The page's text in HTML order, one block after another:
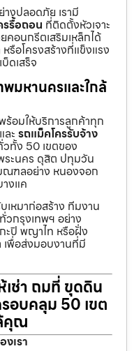
างปลอดภัย เรามี
รรื้อถอน ที่ติดตั้งหัวเจาะ
คอนกรีตเสริมเหล็กได้
รือโครงสร้างที่แข็งแรง
ดเสร็จ
มหานครและใกล้
ร้อมให้บริการลูกค้าทุก
และ รถแม็คโครรับจ้าง
ทั้ง 50 เขตของ
ระนคร ดุสิต ปทุมวัน
ณฑลอย่าง หนองจอก
งแค
บเหมาก่อสร้าง ทีมงาน
กรุงเทพฯ อย่าง
กะปิ พญาไท หรือฝั่ง
เพื่อส่งมอบงานที่มี
เช่า ถมที่ ขุดดิน
อบคลุม 50 เขต
คุณ
งเรา